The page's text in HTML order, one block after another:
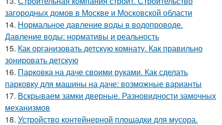
загородных домов в Москве и Московской области
14. Нормальное давление воды в водопроводе.
Давление воды: нормативы и реальность
15. Как организовать детскую комнату. Как правильно
зонировать детскую
16. Парковка на даче своими руками. Как сделать
парковку для машины на даче: возможные варианты
17. Вскрываем замки дверные. Разновидности замочных
механизмов
18. Устройство контейнерной площадки для мусора.